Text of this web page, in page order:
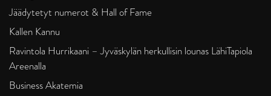
Jäädytetyt numerot & Hall of Fame
Kallen Kannu
Ravintola Hurrikaani – Jyväskylän herkullisin lounas LähiTapiola
Areenalla
Business Akatemia